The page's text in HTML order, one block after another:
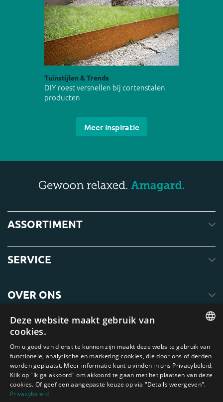
Tuinstijlen & Trends
DIY roest versnellen bij cortenstalen
producten
Meer inspiratie
ASSORTIMENT
SERVICE
OVER ONS
DUTCH
GERMAN
Deze website maakt gebruik van
cookies.
Om u goed van dienst te kunnen zijn maakt deze website gebruik van
functionele, analytische en marketing cookies, die door ons of derden
worden geplaatst. Meer informatie kunt u vinden in ons Privacybeleid.
Klik op "Ik ga akkoord" om akkoord te gaan met het plaatsen van deze
cookies. Of geef een aangepaste keuze op via "Details weergeven".
Privacybeleid